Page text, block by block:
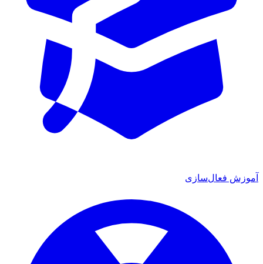
آموزش فعال‌سازی